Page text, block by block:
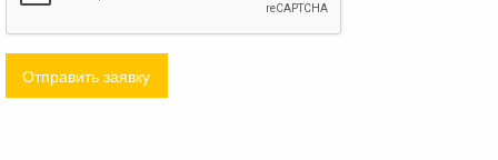
Отправить заявку